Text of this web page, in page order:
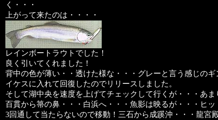
く・・・
上がって来たのは・・・・
レインボートラウトでした！
良く引いてくれました！
背中の色が薄い・・透けた様な・・・グレーと言う感じの
イケスに入れて回復したのでリリースしました。
そして湖中央を速度を上げてチェックして行くが・・・あ
百貫から箒の鼻・・・白浜へ・・・魚影は映るが・・・ヒ
3回通して当たらないので移動！三石から成蹊沖・・・龍宮